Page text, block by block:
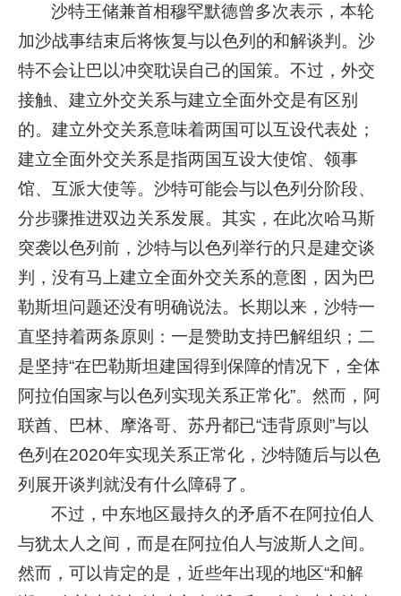
沙特王储兼首相穆罕默德曾多次表示，本轮
加沙战事结束后将恢复与以色列的和解谈判。沙
特不会让巴以冲突耽误自己的国策。不过，外交
接触、建立外交关系与建立全面外交是有区别
的。建立外交关系意味着两国可以互设代表处；
建立全面外交关系是指两国互设大使馆、领事
馆、互派大使等。沙特可能会与以色列分阶段、
分步骤推进双边关系发展。其实，在此次哈马斯
突袭以色列前，沙特与以色列举行的只是建交谈
判，没有马上建立全面外交关系的意图，因为巴
勒斯坦问题还没有明确说法。长期以来，沙特一
直坚持着两条原则：一是赞助支持巴解组织；二
是坚持“在巴勒斯坦建国得到保障的情况下，全体
阿拉伯国家与以色列实现关系正常化”。然而，阿
联酋、巴林、摩洛哥、苏丹都已“违背原则”与以
色列在2020年实现关系正常化，沙特随后与以色
列展开谈判就没有什么障碍了。
不过，中东地区最持久的矛盾不在阿拉伯人
与犹太人之间，而是在阿拉伯人与波斯人之间。
然而，可以肯定的是，近些年出现的地区“和解